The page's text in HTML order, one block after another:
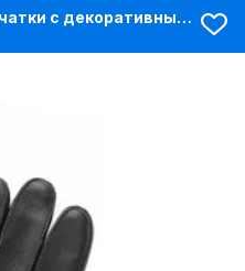
Мужские кожаные перчатки с декоративными лучами и резинкой